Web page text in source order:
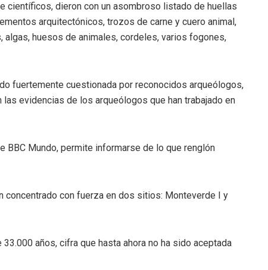
científicos, dieron con un asombroso listado de huellas
arquitectónicos, trozos de carne y cuero animal,
huesos de animales, cordeles, varios fogones,
fuertemente cuestionada por reconocidos arqueólogos,
evidencias de los arqueólogos que han trabajado en
Mundo, permite informarse de lo que renglón
con fuerza en dos sitios: Monteverde I y
años, cifra que hasta ahora no ha sido aceptada